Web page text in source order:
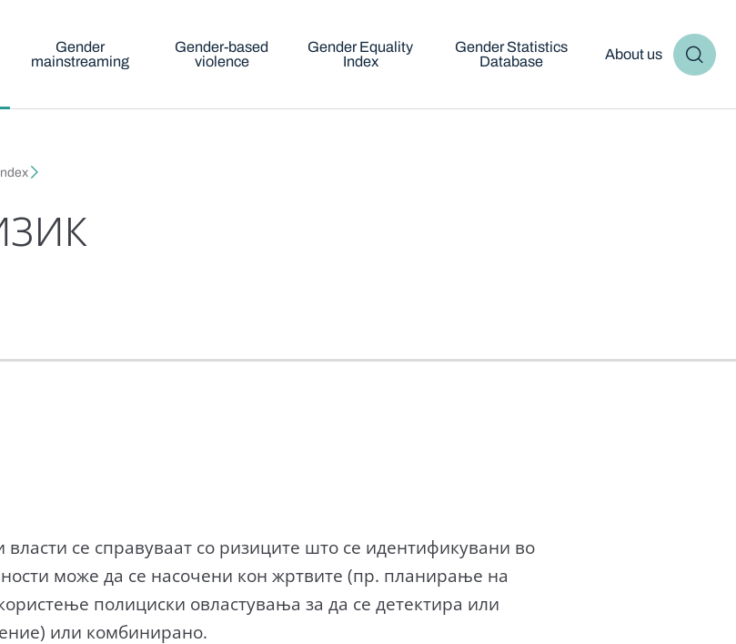
Gender
mainstreaming
Gender-based
violence
Gender Equality
Index
Gender Statistics
Database
About us
власти се справуваат со ризиците што се идентификувани во
може да се насочени кон жртвите (пр. планирање на
полициски овластувања за да се детектира или
или комбинирано.